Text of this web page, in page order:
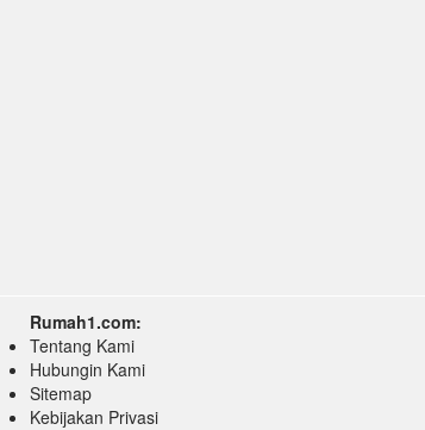
Rumah1.com:
Tentang Kami
Hubungin Kami
Sitemap
Kebijakan Privasi